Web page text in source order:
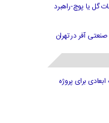
گل یا پوچ-راهبرد
آفر در تهران
برای پروژه